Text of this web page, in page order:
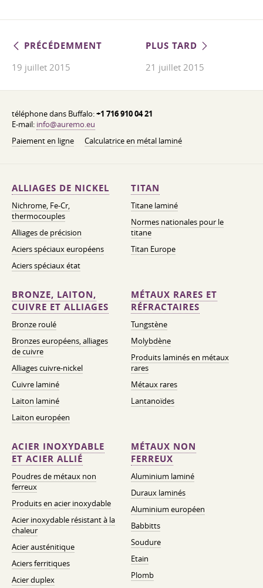
PRÉCÉDEMMENT
19 juillet 2015
PLUS TARD
21 juillet 2015
téléphone dans Buffalo:+1 716 910 04 21
E-mail: info@auremo.eu
Paiement en ligne
Calculatrice en métal laminé
ALLIAGES DE NICKEL
Nichrome, Fe-Cr,
thermocouples
Alliages de précision
Aciers spéciaux européens
Aciers spéciaux état
TITAN
Titane laminé
Normes nationales pour le
titane
Titan Europe
BRONZE, LAITON,
CUIVRE ET ALLIAGES
Bronze roulé
Bronzes européens, alliages
de cuivre
Alliages cuivre-nickel
Cuivre laminé
Laiton laminé
Laiton européen
MÉTAUX RARES ET
RÉFRACTAIRES
Tungstène
Molybdène
Produits laminés en métaux
rares
Métaux rares
Lantanoïdes
ACIER INOXYDABLE
ET ACIER ALLIÉ
Poudres de métaux non
ferreux
Produits en acier inoxydable
Acier inoxydable résistant à la
chaleur
Acier austénitique
Aciers ferritiques
Acier duplex
MÉTAUX NON
FERREUX
Aluminium laminé
Duraux laminés
Aluminium européen
Babbitts
Soudure
Etain
Plomb